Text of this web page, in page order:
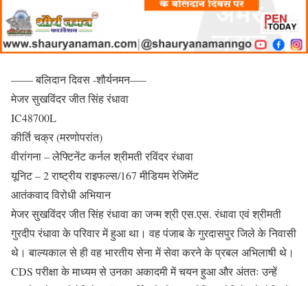
—— बलिदान दिवस -शौर्यनमन—–
मेजर सुखविंदर जीत सिंह रंधावा
IC48700L
कीर्ति चक्र (मरणोपरांत)
वीरांगना – लेफ्टिनेंट कर्नल श्रीमती रविंदर रंधावा
यूनिट – 2 राष्ट्रीय राइफल्स/167 मीडियम रेजिमेंट
आतंकवाद विरोधी अभियान
मेजर सुखविंदर जीत सिंह रंधावा का जन्म श्री एस.एस. रंधावा एवं श्रीमती
गुरदीप रंधावा के परिवार में हुआ था। वह पंजाब के गुरदासपुर जिले के निवासी
थे। बाल्यकाल से ही वह भारतीय सेना में सेवा करने के प्रबल अभिलाषी थे।
CDS परीक्षा के माध्यम से उनका अकादमी में चयन हुआ और अंततः उन्हें